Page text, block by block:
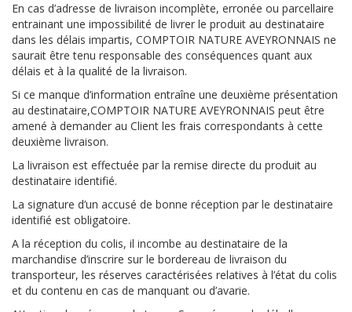
En cas d’adresse de livraison incomplète, erronée ou parcellaire
entrainant une impossibilité de livrer le produit au destinataire
dans les délais impartis, COMPTOIR NATURE AVEYRONNAIS ne
saurait être tenu responsable des conséquences quant aux
délais et à la qualité de la livraison.
Si ce manque d’information entraîne une deuxième présentation
au destinataire,COMPTOIR NATURE AVEYRONNAIS peut être
amené à demander au Client les frais correspondants à cette
deuxième livraison.
La livraison est effectuée par la remise directe du produit au
destinataire identifié.
La signature d’un accusé de bonne réception par le destinataire
identifié est obligatoire.
A la réception du colis, il incombe au destinataire de la
marchandise d’inscrire sur le bordereau de livraison du
transporteur, les réserves caractérisées relatives à l’état du colis
et du contenu en cas de manquant ou d’avarie.